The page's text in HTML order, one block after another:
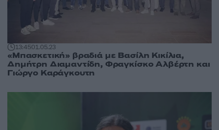
13:4501.05.23
«Μπασκετική» βραδιά με Βασίλη Κικίλια,
Δημήτρη Διαμαντίδη, Φραγκίσκο Αλβέρτη και
Γιώργο Καράγκουτη